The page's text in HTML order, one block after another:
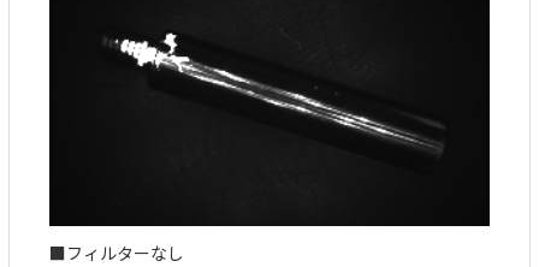
■フィルターなし